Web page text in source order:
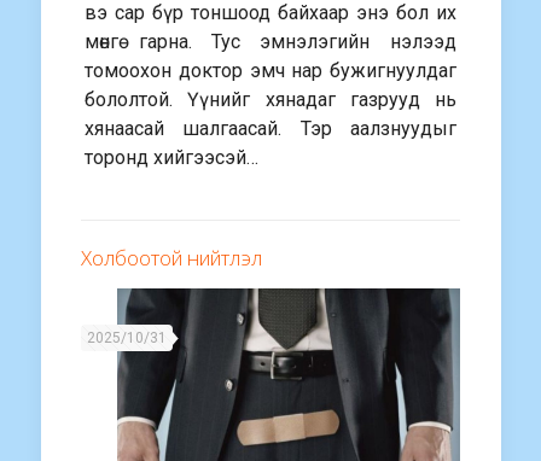
вэ сар бүр тоншоод байхаар энэ бол их
мөнгө гарна. Тус эмнэлэгийн нэлээд
томоохон доктор эмч нар бужигнуулдаг
бололтой. Үүнийг хянадаг газрууд нь
хянаасай шалгаасай. Тэр аалзнуудыг
торонд хийгээсэй…
Холбоотой нийтлэл
2025/10/31